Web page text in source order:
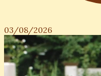
03/08/2026